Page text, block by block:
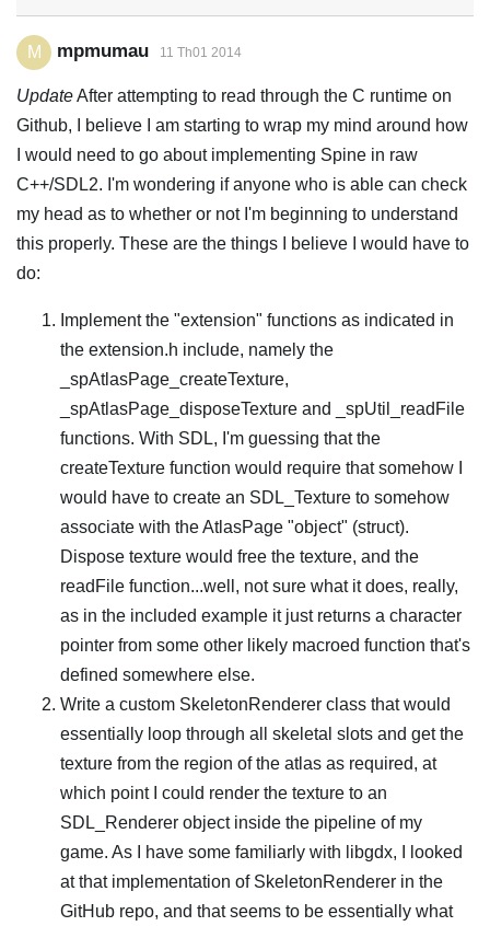
M mpmumau 11 Th01 2014
UpdateAfter attempting to read through the C runtime on
Github, I believe I am starting to wrap my mind around how
I would need to go about implementing Spine in raw
C++/SDL2. I'm wondering if anyone who is able can check
my head as to whether or not I'm beginning to understand
this properly. These are the things I believe I would have to
do:
Implement the "extension" functions as indicated in
the extension.h include, namely the
_spAtlasPage_createTexture,
_spAtlasPage_disposeTexture and _spUtil_readFile
functions. With SDL, I'm guessing that the
createTexture function would require that somehow I
would have to create an SDL_Texture to somehow
associate with the AtlasPage "object" (struct).
Dispose texture would free the texture, and the
readFile function...well, not sure what it does, really,
as in the included example it just returns a character
pointer from some other likely macroed function that's
defined somewhere else.
Write a custom SkeletonRenderer class that would
essentially loop through all skeletal slots and get the
texture from the region of the atlas as required, at
which point I could render the texture to an
SDL_Renderer object inside the pipeline of my
game. As I have some familiarly with libgdx, I looked
at that implementation of SkeletonRenderer in the
GitHub repo, and that seems to be essentially what